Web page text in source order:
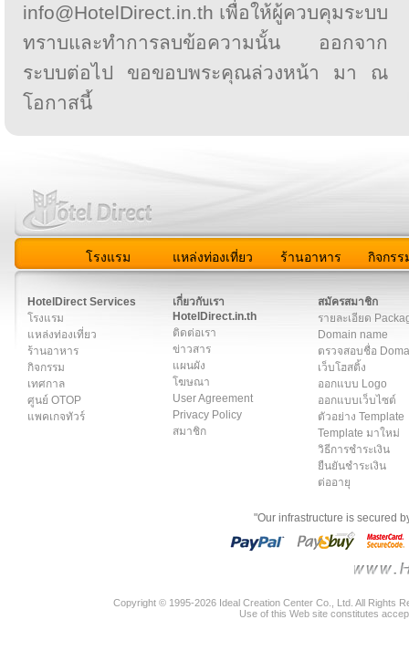
info@HotelDirect.in.th เพื่อให้ผู้ควบคุมระบบ
ทราบและทำการลบข้อความนั้น ออกจาก
ระบบต่อไป ขอขอบพระคุณล่วงหน้า มา ณ
โอกาสนี้
โรงแรม แหล่งท่องเที่ยว ร้านอาหาร กิจกรร
HotelDirect Services
โรงแรม
แหล่งท่องเที่ยว
ร้านอาหาร
กิจกรรม
เทศกาล
ศูนย์ OTOP
แพคเกจทัวร์
เกี่ยวกับเรา
HotelDirect.in.th
ติดต่อเรา
ข่าวสาร
แผนผัง
โฆษณา
User Agreement
Privacy Policy
สมาชิก
สมัครสมาชิก
รายละเอียด
Domain name
ตรวจสอบชื่อ
เว็บโฮสติ้ง
ออกแบบ Logo
ออกแบบเว็บไซต์
ตัวอย่าง Template
Template มาใหม่
วิธีการชำระเงิน
ยืนยันชำระเงิน
ต่ออายุ
"Our infrastructure is secured
Copyright © 1995-2026 Ideal Creation Center Co., Ltd. All Rights
Use of this Web site constitutes